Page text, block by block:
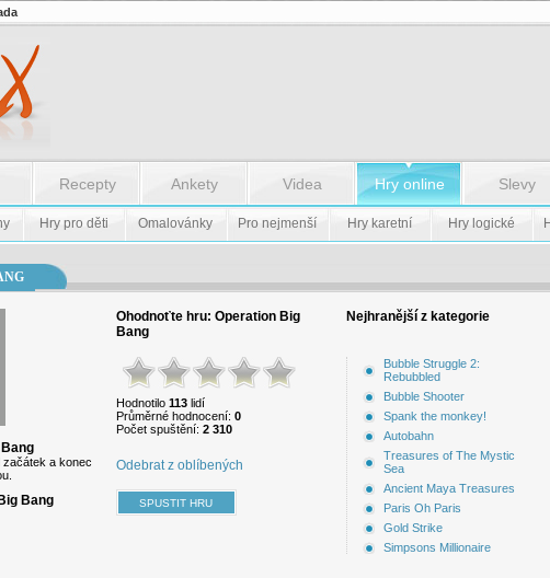
Recepty Ankety Videa Hry online Slevy
Hry pro děti Omalovánky Pro nejmenší Hry karetní Hry logické
a konec
Bang
Ohodnoťte hru: Operation Big
Bang
Hodnotilo 113lidí
Průměrné hodnocení: 0
Počet spuštění: 2 310
Odebrat z oblíbených
Nejhranější z kategorie
Bubble Struggle 2:
Rebubbled
Bubble Shooter
Spank the monkey!
Autobahn
Treasures of The Mystic
Sea
Ancient Maya Treasures
Paris Oh Paris
Gold Strike
Simpsons Millionaire